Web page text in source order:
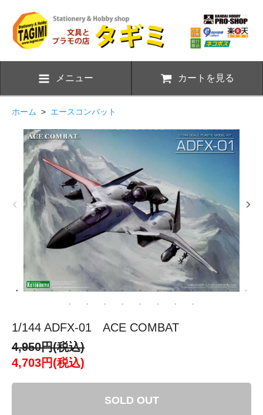
メニュー カートを見る
ホーム > エースコンバット
1/144 ADFX-01 ACE COMBAT
4,950円(税込)
4,703円(税込)
SOLD OUT